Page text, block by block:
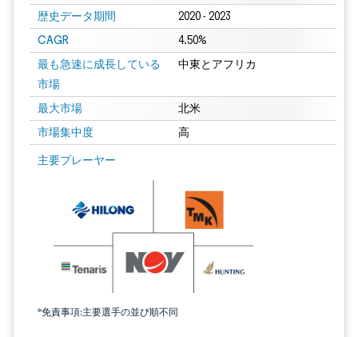
歴史データ期間 2020 - 2023
CAGR 4.50%
最も急速に成長している
市場
中東とアフリカ
最大市場 北米
市場集中度 高
主要プレーヤー
*免責事項:主要選手の並び順不同